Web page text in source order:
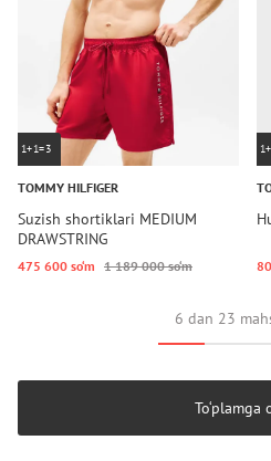
1+1=3
TOMMY HILFIGER
Suzish shortiklari MEDIUM
DRAWSTRING
475 600 so‘m 1 189 000 so‘m
6 dan 23
To‘plamga